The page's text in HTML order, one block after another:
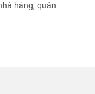
hàng, quán